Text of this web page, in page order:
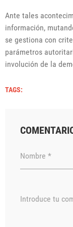
Ante tales
información,
se gestiona con
parámetros
involución de la
TAGS:
Nombre *
Introduce tu